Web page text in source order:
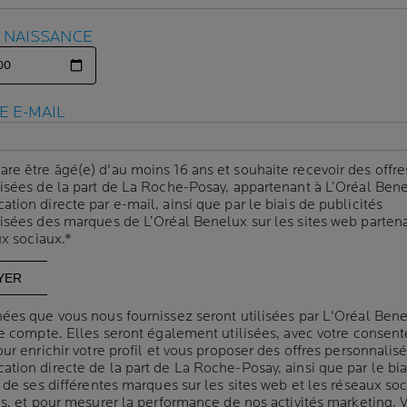
Panneau suivant
Protège contre les
CAPACITÉ 30
UVA ULTRA LONGS
TECHNOLOGIE
NAISSANCE
E-MAIL
être âgé(e) d'au moins 16 ans et souhaite recevoir des
de la part de La Roche-Posay, appartenant à L’Oréal
directe par e-mail, ainsi que par le biais de publicités
des marques de L’Oréal Benelux sur les sites web
sociaux.*
que vous nous fournissez seront utilisées par L'Oréal
compte. Elles seront également utilisées, avec votre
enrichir votre profil et vous proposer des offres
directe de la part de La Roche-Posay, ainsi que par le
ses différentes marques sur les sites web et les réseaux
et pour mesurer la performance de nos activités marketing.
NAISSANCE
E-MAIL
être âgé(e) d'au moins 16 ans et souhaite recevoir des
de la part de La Roche-Posay, appartenant à L’Oréal
directe par e-mail, ainsi que par le biais de publicités
des marques de L’Oréal Benelux sur les sites web
sociaux.*
que vous nous fournissez seront utilisées par L'Oréal
compte. Elles seront également utilisées, avec votre
enrichir votre profil et vous proposer des offres
directe de la part de La Roche-Posay, ainsi que par le
ses différentes marques sur les sites web et les réseaux
et pour mesurer la performance de nos activités marketing.